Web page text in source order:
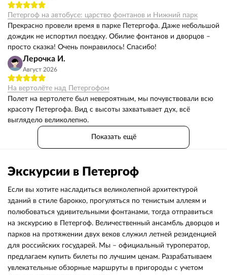
Петергоф на автобусе: царство фонтанов и Нижний парк
Прекрасно провели время в парке Петергофа. Даже небольшой
дождик не испортил поездку. Обилие фонтанов и дворцов –
просто сказка! Очень понравилось! Спасибо!
Лерочка И.
Август 2026
На вертолёте над Петергофом
Полет на вертолете был невероятным, мы почувствовали всю
красоту Петергофа. Вид с высоты захватывает дух, всё
выглядело великолепно.
Показать ещё
Экскурсии в Петергоф
Если вы хотите насладиться великолепной архитектурой
зданий в стиле барокко, прогуляться по тенистым аллеям и
полюбоваться удивительными фонтанами, тогда отправиться
на экскурсию в Петергоф. Величественный ансамбль дворцов и
парков на протяжении двух веков служил летней резиденцией
для российских государей. Мы – официальный туроператор,
предлагаем купить билеты по лучшим ценам. Разрабатываем
увлекательные обзорные маршруты в пригороды с учетом